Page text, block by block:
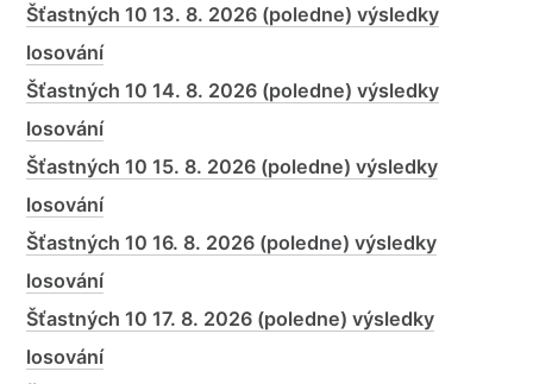
Šťastných 10 13. 8. 2026 (poledne) výsledky
losování
Šťastných 10 14. 8. 2026 (poledne) výsledky
losování
Šťastných 10 15. 8. 2026 (poledne) výsledky
losování
Šťastných 10 16. 8. 2026 (poledne) výsledky
losování
Šťastných 10 17. 8. 2026 (poledne) výsledky
losování